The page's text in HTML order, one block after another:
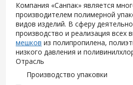
Компания «Санпак» является
производителем полимерной
видов изделий. В сферу
производство и реализация всех
мешков из полипропилена,
низкого давления и
Отрасль
Производство упаковки